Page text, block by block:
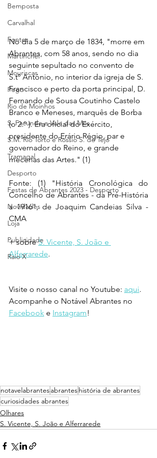
Bemposta
Carvalhal
Fontes
Martinchel
Mouriscas
Pego
Rio de Moinhos
S. Facundo e Vale das Mós
S.M. Rio Torto e Rossio S. do Tejo
Tramagal
Desporto
Festas de Abrantes 2023 - Desporto
Novidades
Loja
Publicidade
Raio X
No dia 5 de março de 1834, "morre em
Abrantes, com 58 anos, sendo no dia
seguinte sepultado no convento de
S.tº António, no interior da igreja de S.
Francisco e perto da porta principal, D.
Fernando de Sousa Coutinho Castelo
Branco e Meneses, marquês de Borba
(o 2.º ). Era oficial do Exército,
presidente do Erário Régio, par e
governador do Reino, e grande
mecenas das Artes." (1)
Fonte: (1) "História Cronológica do
Concelho de Abrantes - da Pré-História
a 1916", de Joaquim Candeias Silva -
CMA
+ sobre S. Vicente, S. João e
Alferrarede.
Visite o nosso canal no Youtube: aqui.
Acompanhe o Notável Abrantes no
Facebook e Instagram!
notavelabrantesabranteshistória de abrantes
curiosidades abrantes
Olhares
S. Vicente, S. João e Alferrarede